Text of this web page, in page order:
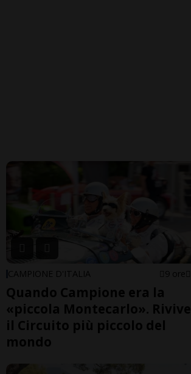
CAMPIONE D'ITALIA 9 ore
Quando Campione era la
«piccola Montecarlo». Rivive
il Circuito più piccolo del
mondo